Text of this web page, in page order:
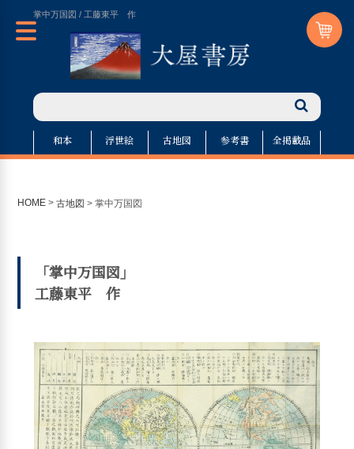
掌中万国図 / 工藤東平 作
和本 浮世絵 古地図 参考書 全掲載品
HOME >古地図 >掌中万国図
「掌中万国図」
工藤東平 作